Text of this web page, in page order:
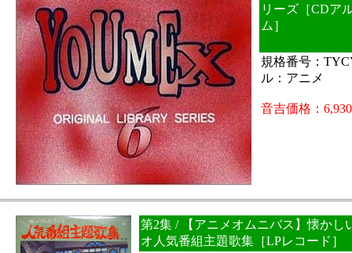
リーズ［CDア
ム］
規格番号：
ル：アニメ
音吉価格：
第2集 / 【アニメオムニバス】懐かし
オ人気番組主題歌集［LPレコード］